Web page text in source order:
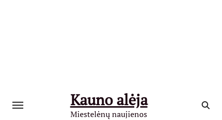
Kauno alėja
Miestelėnų naujienos